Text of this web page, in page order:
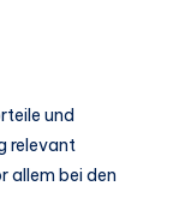
und
relevant
allem bei den